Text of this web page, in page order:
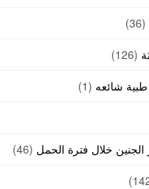
(36)
(126)
شائعه (1)
خلال فترة الحمل (46)